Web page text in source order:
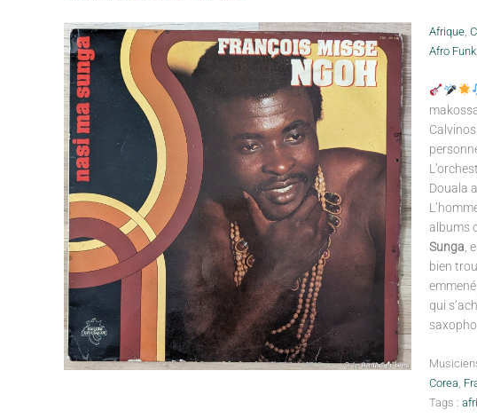
Afrique,
Afro Funk,
Douala
albums
Sunga ,
bien
qui
Corea,
Tags :